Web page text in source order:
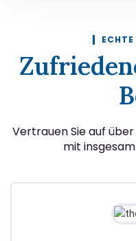
Vertrauen Sie auf über
mit